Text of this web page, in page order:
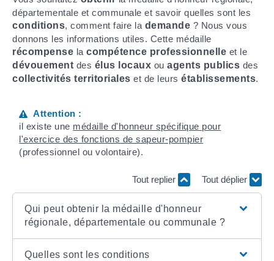
départementale et communale et savoir quelles sont les
conditions, comment faire la demande ? Nous vous
donnons les informations utiles. Cette médaille
récompense la compétence professionnelle et le
dévouement des élus locaux ou agents publics des
collectivités territoriales et de leurs établissements.
Attention :
il existe une médaille d'honneur spécifique pour
l'exercice des fonctions de sapeur-pompier
(professionnel ou volontaire).
Tout replier Tout déplier
Qui peut obtenir la médaille d'honneur
régionale, départementale ou communale ?
Quelles sont les conditions